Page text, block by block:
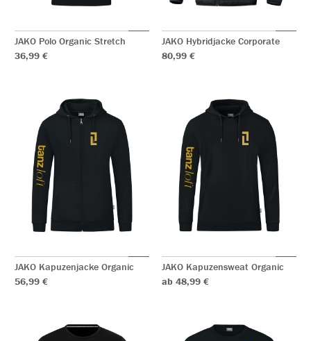
JAKO Polo Organic Stretch
36,99 €
JAKO Hybridjacke Corporate
80,99 €
JAKO Kapuzenjacke Organic
56,99 €
JAKO Kapuzensweat Organic
ab 48,99 €